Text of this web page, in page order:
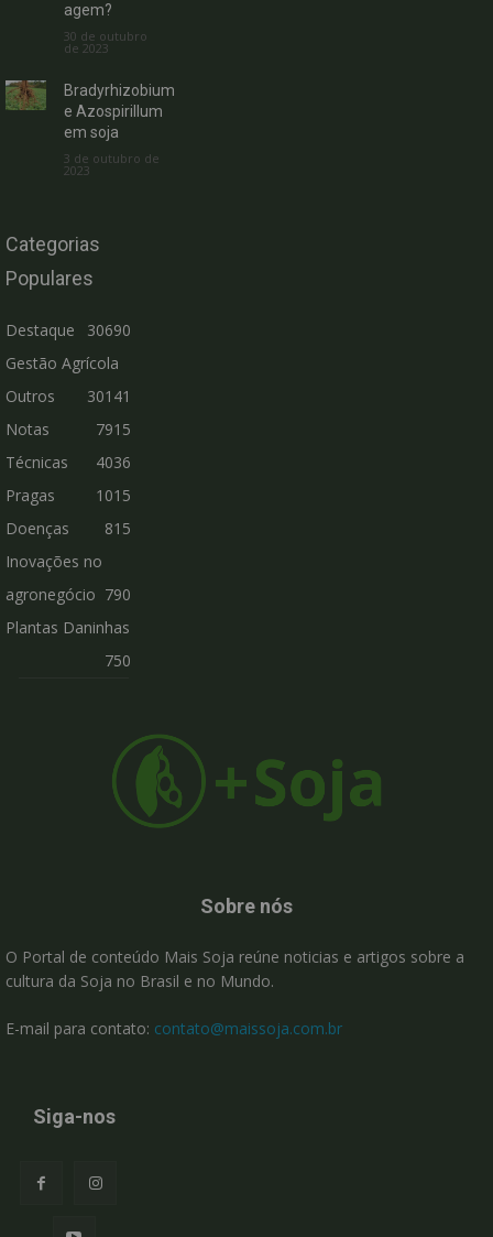
agem?
30 de outubro
de 2023
Bradyrhizobium
e Azospirillum
em soja
3 de outubro de
2023
Categorias
Populares
Destaque
30690
Gestão Agrícola
30141
Outros
7915
Notas
Técnicas
4036
Pragas
1015
Doenças
815
Inovações no
agronegócio 790
Plantas Daninhas
750
Sobre nós
O Portal de conteúdo Mais Soja reúne noticias e artigos sobre a
cultura da Soja no Brasil e no Mundo.
E-mail para contato: contato@maissoja.com.br
Siga-nos